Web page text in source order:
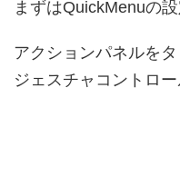
まずはQuickMenuの
アクションパネルを
ジェスチャコントロー